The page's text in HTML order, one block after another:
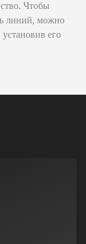
Чтобы
линий, можно
его